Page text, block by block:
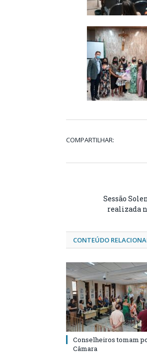
COMPARTILHAR:
Sessão
realizada
CONTEÚDO
Conselheiros tomam
Câmara